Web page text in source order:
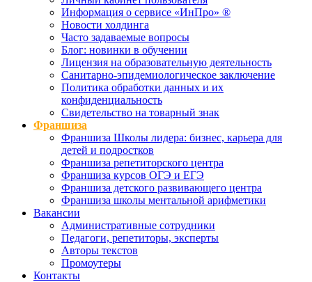
Информация о сервисе «ИнПро» ®
Новости холдинга
Часто задаваемые вопросы
Блог: новинки в обучении
Лицензия на образовательную деятельность
Санитарно-эпидемиологическое заключение
Политика обработки данных и их
конфиденциальность
Свидетельство на товарный знак
Франшиза
Франшиза Школы лидера: бизнес, карьера для
детей и подростков
Франшиза репетиторского центра
Франшиза курсов ОГЭ и ЕГЭ
Франшиза детского развивающего центра
Франшиза школы ментальной арифметики
Вакансии
Административные сотрудники
Педагоги, репетиторы, эксперты
Авторы текстов
Промоутеры
Контакты